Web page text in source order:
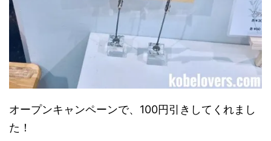
オープンキャンペーンで、100円引きしてくれまし
た！